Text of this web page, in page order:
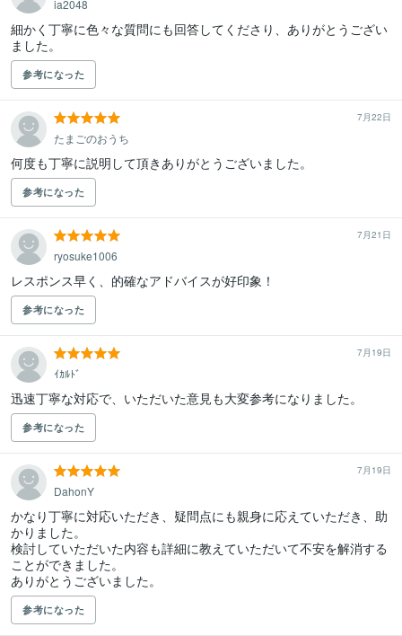
ia2048
細かく丁寧に色々な質問にも回答してくださり、ありがとうござい
ました。
参考になった
7月22日
たまごのおうち
何度も丁寧に説明して頂きありがとうございました。
参考になった
7月21日
ryosuke1006
レスポンス早く、的確なアドバイスが好印象！
参考になった
7月19日
ｲｶﾙﾄﾞ
迅速丁寧な対応で、いただいた意見も大変参考になりました。
参考になった
7月19日
DahonY
かなり丁寧に対応いただき、疑問点にも親身に応えていただき、助
かりました。
検討していただいた内容も詳細に教えていただいて不安を解消する
ことができました。
ありがとうございました。
参考になった